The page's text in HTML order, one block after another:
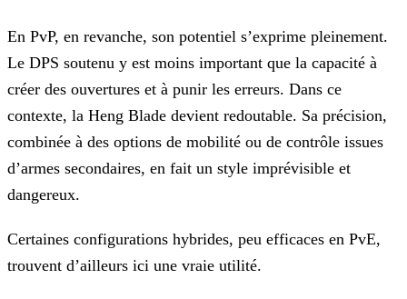
En PvP, en revanche, son potentiel s’exprime pleinement.
Le DPS soutenu y est moins important que la capacité à
créer des ouvertures et à punir les erreurs. Dans ce
contexte, la Heng Blade devient redoutable. Sa précision,
combinée à des options de mobilité ou de contrôle issues
d’armes secondaires, en fait un style imprévisible et
dangereux.
Certaines configurations hybrides, peu efficaces en PvE,
trouvent d’ailleurs ici une vraie utilité.